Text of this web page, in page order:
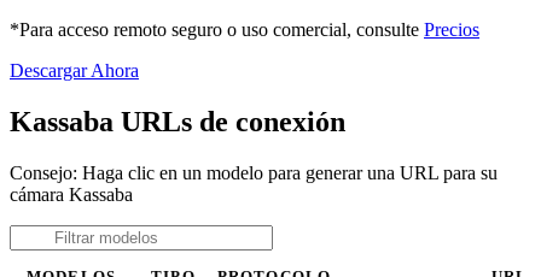
*Para acceso remoto seguro o uso comercial, consulte Precios
Descargar Ahora
Kassaba URLs de conexión
Consejo: Haga clic en un modelo para generar una URL para su
cámara Kassaba